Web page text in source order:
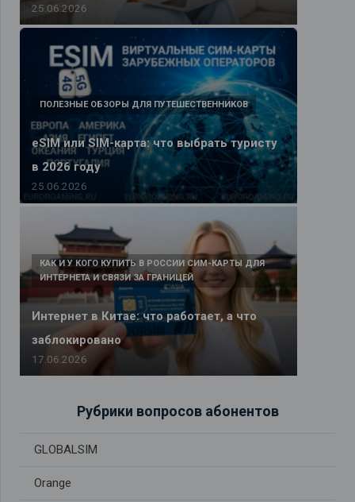
25.06.2026
eSIM или SIM-карта: что выбрать туристу
в 2026 году
ПОЛЕЗНЫЕ ОБЗОРЫ ДЛЯ ПУТЕШЕСТВЕННИКОВ
25.06.2026
Интернет в Китае: что работает, а что
заблокировано
КАК И У КОГО КУПИТЬ В РОССИИ СИМ-КАРТЫ ДЛЯ
ИНТЕРНЕТА И СВЯЗИ ЗА ГРАНИЦЕЙ
17.06.2026
Рубрики вопросов абонентов
GLOBALSIM
Orange